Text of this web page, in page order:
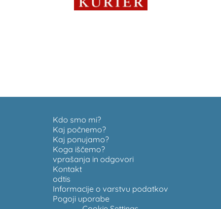
Kdo smo mi?
Kaj počnemo?
Kaj ponujamo?
Koga iščemo?
vprašanja in odgovori
Kontakt
odtis
Informacije o varstvu podatkov
Pogoji uporabe